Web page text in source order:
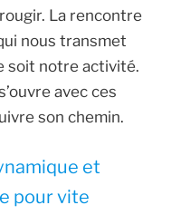
La rencontre
nous transmet
soit notre activité.
avec ces
son chemin.
et
pour vite